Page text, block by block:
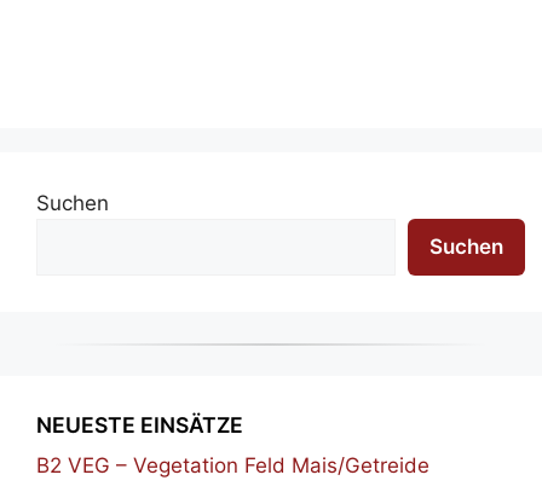
Suchen
Suchen
NEUESTE EINSÄTZE
B2 VEG – Vegetation Feld Mais/Getreide